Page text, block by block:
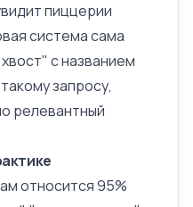
пиццерии
система сама
с названием
запросу,
релевантный
относится 95%